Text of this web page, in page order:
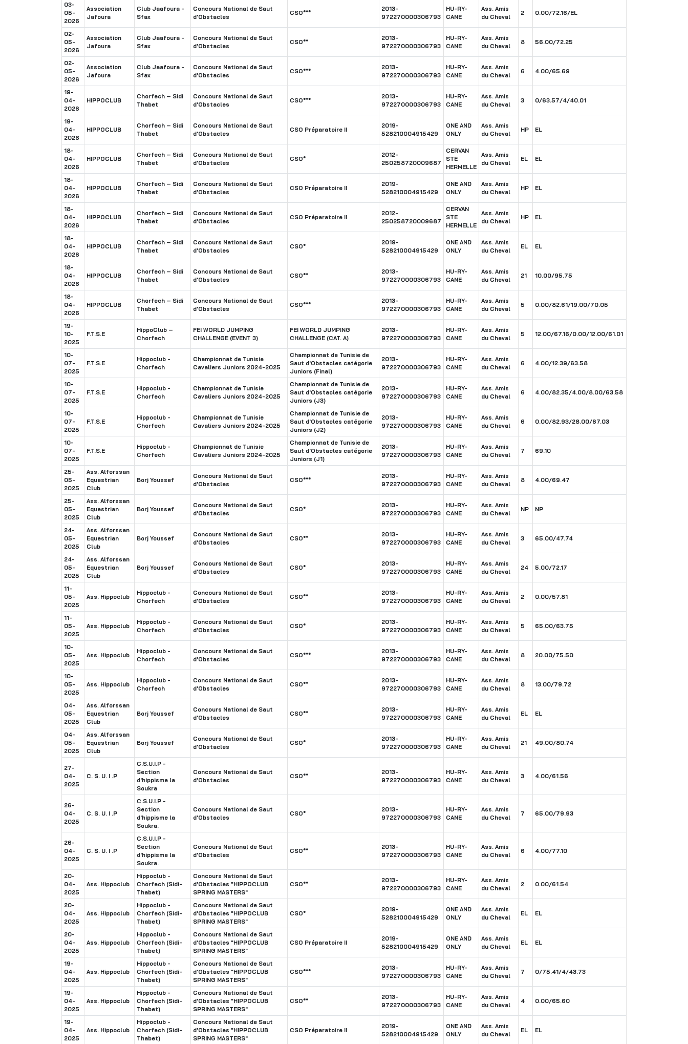
03-
05-
2026
Association
Jafoura
Club Jaafoura -
Sfax
Concours National de Saut
d'Obstacles
CSO***
2013-
972270000306793
HU-RY-
CANE
Ass. Amis
du Cheval
2 0.00/72.16/EL
02-
05-
2026
Association
Jafoura
Club Jaafoura -
Sfax
Concours National de Saut
d'Obstacles
CSO**
2013-
972270000306793
HU-RY-
CANE
Ass. Amis
du Cheval
8 56.00/72.25
02-
05-
2026
Association
Jafoura
Club Jaafoura -
Sfax
Concours National de Saut
d'Obstacles
CSO***
2013-
972270000306793
HU-RY-
CANE
Ass. Amis
du Cheval
6 4.00/65.69
19-
04-
2026
HIPPOCLUB
Chorfech – Sidi
Thabet
Concours National de Saut
d'Obstacles
CSO***
2013-
972270000306793
HU-RY-
CANE
Ass. Amis
du Cheval
3 0/63.57/4/40.01
19-
04-
2026
HIPPOCLUB
Chorfech – Sidi
Thabet
Concours National de Saut
d'Obstacles
CSO Préparatoire II
2019-
528210004915429
ONE AND
ONLY
Ass. Amis
du Cheval
HP EL
18-
04-
2026
HIPPOCLUB
Chorfech – Sidi
Thabet
Concours National de Saut
d'Obstacles
CSO*
2012-
250258720009687
CERVAN
STE
HERMELLE
Ass. Amis
du Cheval
EL EL
18-
04-
2026
HIPPOCLUB
Chorfech – Sidi
Thabet
Concours National de Saut
d'Obstacles
CSO Préparatoire II
2019-
528210004915429
ONE AND
ONLY
Ass. Amis
du Cheval
HP EL
18-
04-
2026
HIPPOCLUB
Chorfech – Sidi
Thabet
Concours National de Saut
d'Obstacles
CSO Préparatoire II
2012-
250258720009687
CERVAN
STE
HERMELLE
Ass. Amis
du Cheval
HP EL
18-
04-
2026
HIPPOCLUB
Chorfech – Sidi
Thabet
Concours National de Saut
d'Obstacles
CSO*
2019-
528210004915429
ONE AND
ONLY
Ass. Amis
du Cheval
EL EL
18-
04-
2026
HIPPOCLUB
Chorfech – Sidi
Thabet
Concours National de Saut
d'Obstacles
CSO**
2013-
972270000306793
HU-RY-
CANE
Ass. Amis
du Cheval
21 10.00/95.75
18-
04-
2026
HIPPOCLUB
Chorfech – Sidi
Thabet
Concours National de Saut
d'Obstacles
CSO***
2013-
972270000306793
HU-RY-
CANE
Ass. Amis
du Cheval
5 0.00/82.61/19.00/70.05
19-
10-
2025
F.T.S.E
HippoClub –
Chorfech
FEI WORLD JUMPING
CHALLENGE (EVENT 3)
FEI WORLD JUMPING
CHALLENGE (CAT. A)
2013-
972270000306793
HU-RY-
CANE
Ass. Amis
du Cheval
5 12.00/67.16/0.00/12.00/61.01
10-
07-
2025
F.T.S.E
Hippoclub -
Chorfech
Championnat de Tunisie
Cavaliers Juniors 2024-2025
Championnat de Tunisie de
Saut d'Obstacles catégorie
Juniors (Final)
2013-
972270000306793
HU-RY-
CANE
Ass. Amis
du Cheval
6 4.00/12.39/63.58
10-
07-
2025
F.T.S.E
Hippoclub -
Chorfech
Championnat de Tunisie
Cavaliers Juniors 2024-2025
Championnat de Tunisie de
Saut d'Obstacles catégorie
Juniors (J3)
2013-
972270000306793
HU-RY-
CANE
Ass. Amis
du Cheval
6 4.00/82.35/4.00/8.00/63.58
10-
07-
2025
F.T.S.E
Hippoclub -
Chorfech
Championnat de Tunisie
Cavaliers Juniors 2024-2025
Championnat de Tunisie de
Saut d'Obstacles catégorie
Juniors (J2)
2013-
972270000306793
HU-RY-
CANE
Ass. Amis
du Cheval
6 0.00/82.93/28.00/67.03
10-
07-
2025
F.T.S.E
Hippoclub -
Chorfech
Championnat de Tunisie
Cavaliers Juniors 2024-2025
Championnat de Tunisie de
Saut d'Obstacles catégorie
Juniors (J1)
2013-
972270000306793
HU-RY-
CANE
Ass. Amis
du Cheval
7 69.10
25-
05-
2025
Ass. Alforssan
Equestrian
Club
Borj Youssef
Concours National de Saut
d'Obstacles
CSO***
2013-
972270000306793
HU-RY-
CANE
Ass. Amis
du Cheval
8 4.00/69.47
25-
05-
2025
Ass. Alforssan
Equestrian
Club
Borj Youssef
Concours National de Saut
d'Obstacles
CSO*
2013-
972270000306793
HU-RY-
CANE
Ass. Amis
du Cheval
NP NP
24-
05-
2025
Ass. Alforssan
Equestrian
Club
Borj Youssef
Concours National de Saut
d'Obstacles
CSO**
2013-
972270000306793
HU-RY-
CANE
Ass. Amis
du Cheval
3 65.00/47.74
24-
05-
2025
Ass. Alforssan
Equestrian
Club
Borj Youssef
Concours National de Saut
d'Obstacles
CSO*
2013-
972270000306793
HU-RY-
CANE
Ass. Amis
du Cheval
24 5.00/72.17
11-
05-
2025
Ass. Hippoclub
Hippoclub -
Chorfech
Concours National de Saut
d'Obstacles
CSO**
2013-
972270000306793
HU-RY-
CANE
Ass. Amis
du Cheval
2 0.00/57.81
11-
05-
2025
Ass. Hippoclub
Hippoclub -
Chorfech
Concours National de Saut
d'Obstacles
CSO*
2013-
972270000306793
HU-RY-
CANE
Ass. Amis
du Cheval
5 65.00/63.75
10-
05-
2025
Ass. Hippoclub
Hippoclub -
Chorfech
Concours National de Saut
d'Obstacles
CSO***
2013-
972270000306793
HU-RY-
CANE
Ass. Amis
du Cheval
8 20.00/75.50
10-
05-
2025
Ass. Hippoclub
Hippoclub -
Chorfech
Concours National de Saut
d'Obstacles
CSO**
2013-
972270000306793
HU-RY-
CANE
Ass. Amis
du Cheval
8 13.00/79.72
04-
05-
2025
Ass. Alforssan
Equestrian
Club
Borj Youssef
Concours National de Saut
d'Obstacles
CSO**
2013-
972270000306793
HU-RY-
CANE
Ass. Amis
du Cheval
EL EL
04-
05-
2025
Ass. Alforssan
Equestrian
Club
Borj Youssef
Concours National de Saut
d'Obstacles
CSO*
2013-
972270000306793
HU-RY-
CANE
Ass. Amis
du Cheval
21 49.00/80.74
27-
04-
2025
C. S. U. I .P
C.S.U.I.P -
Section
d'hippisme la
Soukra
Concours National de Saut
d'Obstacles
CSO**
2013-
972270000306793
HU-RY-
CANE
Ass. Amis
du Cheval
3 4.00/61.56
26-
04-
2025
C. S. U. I .P
C.S.U.I.P -
Section
d'hippisme la
Soukra.
Concours National de Saut
d'Obstacles
CSO*
2013-
972270000306793
HU-RY-
CANE
Ass. Amis
du Cheval
7 65.00/79.93
26-
04-
2025
C. S. U. I .P
C.S.U.I.P -
Section
d'hippisme la
Soukra.
Concours National de Saut
d'Obstacles
CSO**
2013-
972270000306793
HU-RY-
CANE
Ass. Amis
du Cheval
6 4.00/77.10
20-
04-
2025
Ass. Hippoclub
Hippoclub -
Chorfech (Sidi-
Thabet)
Concours National de Saut
d'Obstacles "HIPPOCLUB
SPRING MASTERS"
CSO**
2013-
972270000306793
HU-RY-
CANE
Ass. Amis
du Cheval
2 0.00/61.54
20-
04-
2025
Ass. Hippoclub
Hippoclub -
Chorfech (Sidi-
Thabet)
Concours National de Saut
d'Obstacles "HIPPOCLUB
SPRING MASTERS"
CSO*
2019-
528210004915429
ONE AND
ONLY
Ass. Amis
du Cheval
EL EL
20-
04-
2025
Ass. Hippoclub
Hippoclub -
Chorfech (Sidi-
Thabet)
Concours National de Saut
d'Obstacles "HIPPOCLUB
SPRING MASTERS"
CSO Préparatoire II
2019-
528210004915429
ONE AND
ONLY
Ass. Amis
du Cheval
EL EL
19-
04-
2025
Ass. Hippoclub
Hippoclub -
Chorfech (Sidi-
Thabet)
Concours National de Saut
d'Obstacles "HIPPOCLUB
SPRING MASTERS"
CSO***
2013-
972270000306793
HU-RY-
CANE
Ass. Amis
du Cheval
7 0/75.41/4/43.73
19-
04-
2025
Ass. Hippoclub
Hippoclub -
Chorfech (Sidi-
Thabet)
Concours National de Saut
d'Obstacles "HIPPOCLUB
SPRING MASTERS"
CSO**
2013-
972270000306793
HU-RY-
CANE
Ass. Amis
du Cheval
4 0.00/65.60
19-
04-
2025
Ass. Hippoclub
Hippoclub -
Chorfech (Sidi-
Thabet)
Concours National de Saut
d'Obstacles "HIPPOCLUB
SPRING MASTERS"
CSO Préparatoire II
2019-
528210004915429
ONE AND
ONLY
Ass. Amis
du Cheval
EL EL